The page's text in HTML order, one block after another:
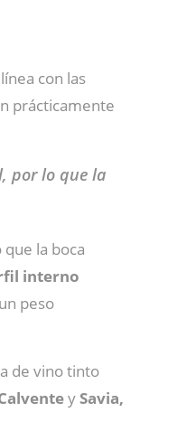
con las
prácticamente
por lo que la
que la boca
interno
peso
de vino tinto
ySavia,